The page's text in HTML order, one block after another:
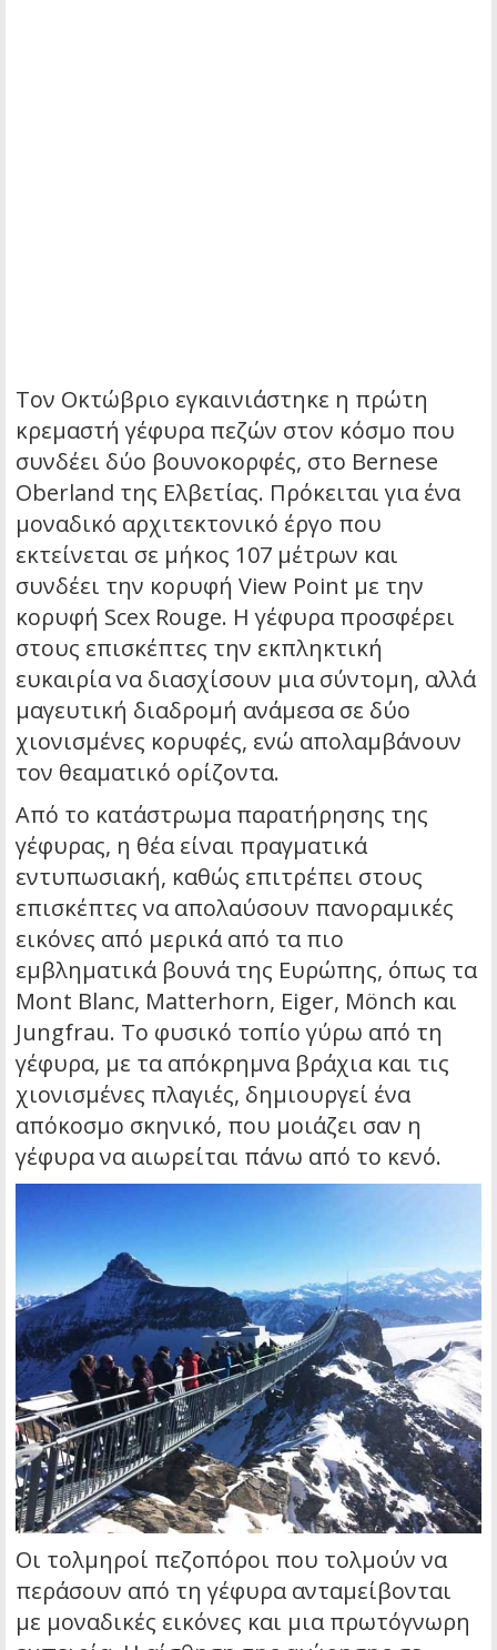
Τον Οκτώβριο εγκαινιάστηκε η πρώτη
κρεμαστή γέφυρα πεζών στον κόσμο που
συνδέει δύο βουνοκορφές, στο Bernese
Oberland της Ελβετίας. Πρόκειται για ένα
μοναδικό αρχιτεκτονικό έργο που
εκτείνεται σε μήκος 107 μέτρων και
συνδέει την κορυφή View Point με την
κορυφή Scex Rouge. Η γέφυρα προσφέρει
στους επισκέπτες την εκπληκτική
ευκαιρία να διασχίσουν μια σύντομη, αλλά
μαγευτική διαδρομή ανάμεσα σε δύο
χιονισμένες κορυφές, ενώ απολαμβάνουν
τον θεαματικό ορίζοντα.
Από το κατάστρωμα παρατήρησης της
γέφυρας, η θέα είναι πραγματικά
εντυπωσιακή, καθώς επιτρέπει στους
επισκέπτες να απολαύσουν πανοραμικές
εικόνες από μερικά από τα πιο
εμβληματικά βουνά της Ευρώπης, όπως τα
Mont Blanc, Matterhorn, Eiger, Mönch και
Jungfrau. Το φυσικό τοπίο γύρω από τη
γέφυρα, με τα απόκρημνα βράχια και τις
χιονισμένες πλαγιές, δημιουργεί ένα
απόκοσμο σκηνικό, που μοιάζει σαν η
γέφυρα να αιωρείται πάνω από το κενό.
Οι τολμηροί πεζοπόροι που τολμούν να
περάσουν από τη γέφυρα ανταμείβονται
με μοναδικές εικόνες και μια πρωτόγνωρη